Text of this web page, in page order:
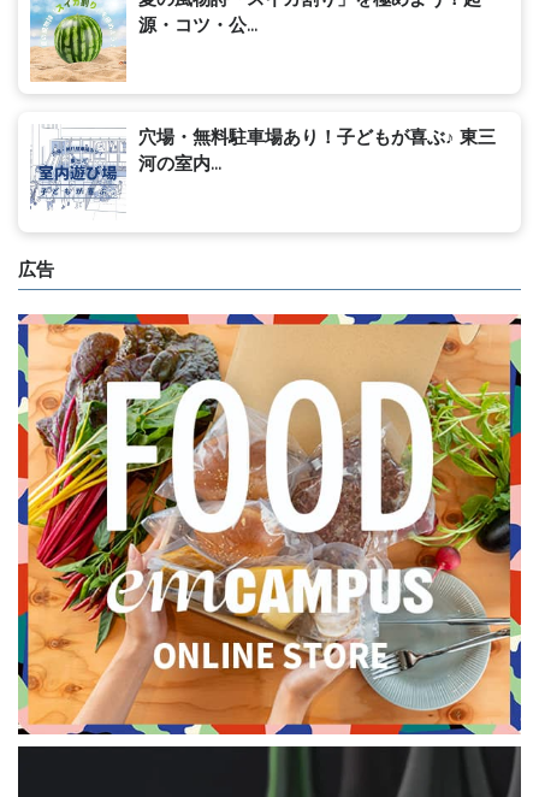
源・コツ・公...
穴場・無料駐車場あり！子どもが喜ぶ♪ 東三
河の室内...
広告